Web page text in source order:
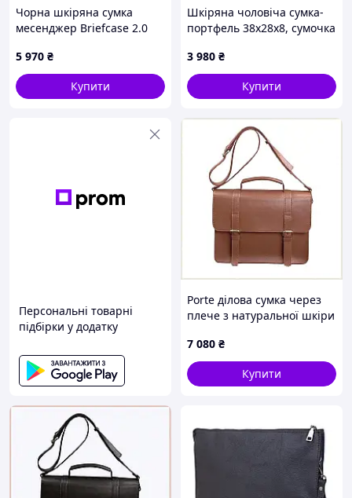
Чорна шкіряна сумка
месенджер Briefcase 2.0
5 970 ₴
Купити
Шкіряна чоловіча сумка-
портфель 38х28х8, сумочка
справ, чоловічий шопер,
чорна
3 980 ₴
Купити
Персональні товарні
підбірки у додатку
Porte ділова сумка через
плече з натуральної шкіри
7 080 ₴
Купити